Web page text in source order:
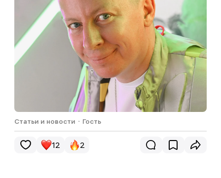
Статьи и новости ・ Гость
12 2